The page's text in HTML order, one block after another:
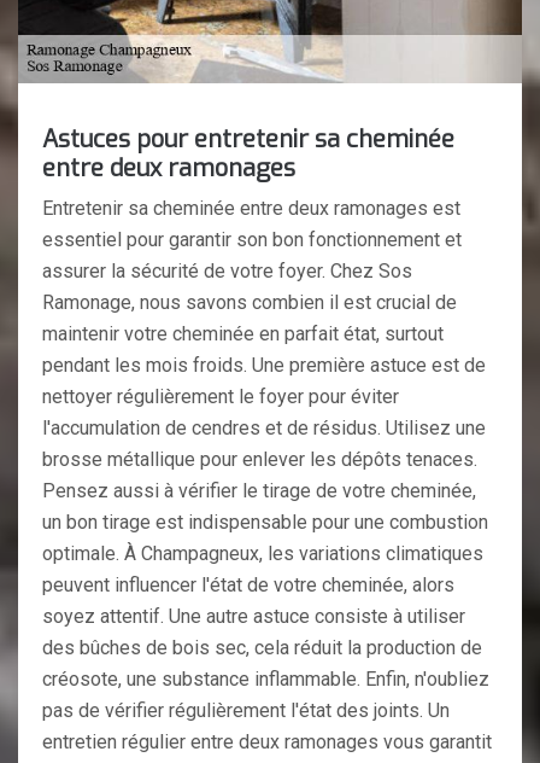
Astuces pour entretenir sa cheminée
entre deux ramonages
Entretenir sa cheminée entre deux ramonages est
essentiel pour garantir son bon fonctionnement et
assurer la sécurité de votre foyer. Chez Sos
Ramonage, nous savons combien il est crucial de
maintenir votre cheminée en parfait état, surtout
pendant les mois froids. Une première astuce est de
nettoyer régulièrement le foyer pour éviter
l'accumulation de cendres et de résidus. Utilisez une
brosse métallique pour enlever les dépôts tenaces.
Pensez aussi à vérifier le tirage de votre cheminée,
un bon tirage est indispensable pour une combustion
optimale. À Champagneux, les variations climatiques
peuvent influencer l'état de votre cheminée, alors
soyez attentif. Une autre astuce consiste à utiliser
des bûches de bois sec, cela réduit la production de
créosote, une substance inflammable. Enfin, n'oubliez
pas de vérifier régulièrement l'état des joints. Un
entretien régulier entre deux ramonages vous garantit